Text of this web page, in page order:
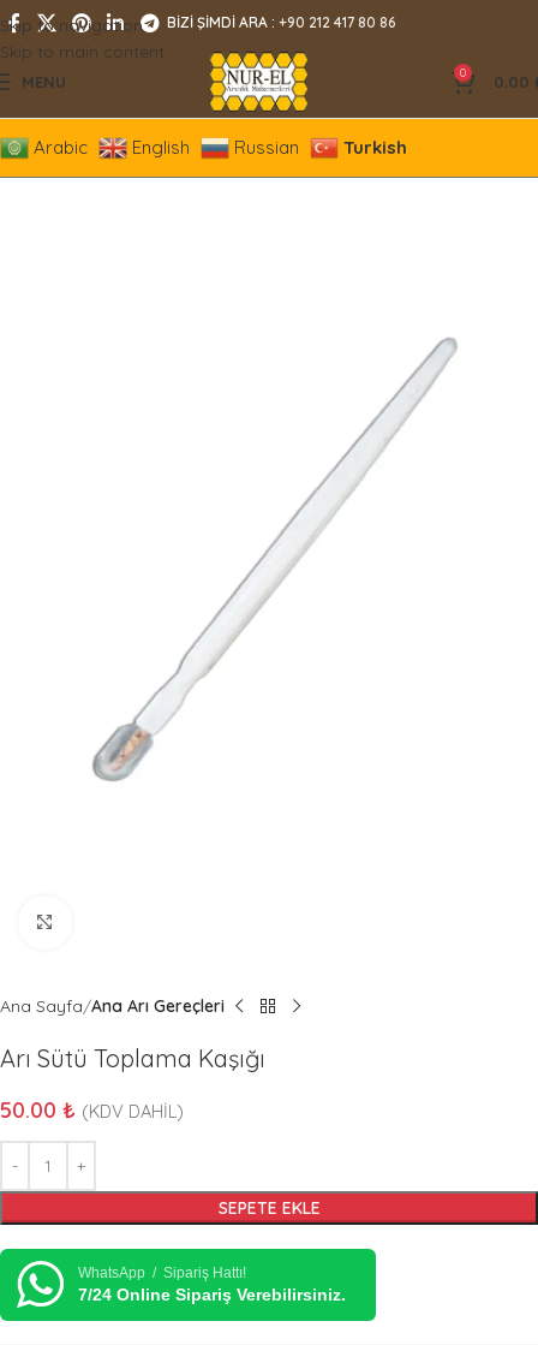
Skip to navigation
Skip to main content
BİZİ ŞİMDİ ARA :+90 212 417 80 86
MENU 0 0.00
Arabic English Russian Turkish
Ana Sayfa Ana Arı Gereçleri
Arı Sütü Toplama Kaşığı
50.00 ₺ (KDV DAHİL)
SEPETE EKLE
WhatsApp / Sipariş Hattı!
7/24 Online Sipariş Verebilirsiniz.